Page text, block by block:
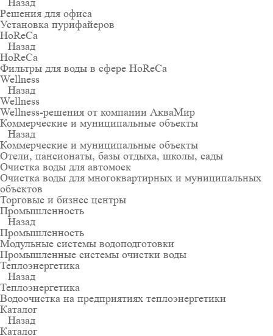
Назад
Решения для офиса
Установка пурифайеров
HoReCa
Назад
HoReCa
Фильтры для воды в сфере HoReCa
Wellness
Назад
Wellness
Wellness-решения от компании АкваМир
Коммерческие и муниципальные объекты
Назад
Коммерческие и муниципальные объекты
Отели, пансионаты, базы отдыха, школы, сады
Очистка воды для автомоек
Очистка воды для многоквартирных и муниципальных
объектов
Торговые и бизнес центры
Промышленность
Назад
Промышленность
Модульные системы водоподготовки
Промышленные системы очистки воды
Теплоэнергетика
Назад
Теплоэнергетика
Водоочистка на предприятиях теплоэнергетики
Каталог
Назад
Каталог